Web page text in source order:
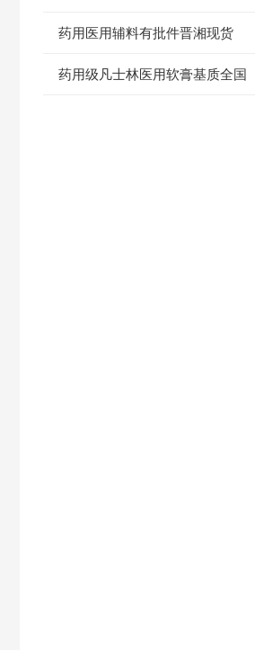
药用医用辅料有批件晋湘现货
药用级凡士林医用软膏基质全国